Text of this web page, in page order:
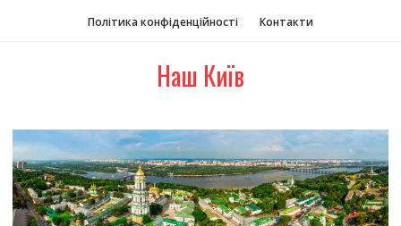
Політика конфіденційності Контакти
Наш Київ